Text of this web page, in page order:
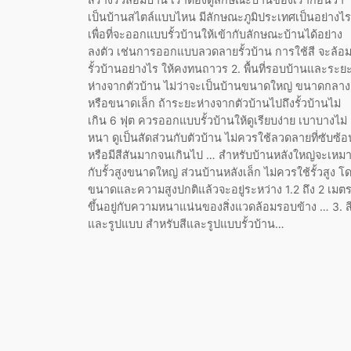
เป็นบ้านสไตล์แบบไหน มีลักษณะภูมิประเทศเป็นอย่างไร
เพื่อที่จะออกแบบรั้วบ้านให้เข้ากับลักษณะบ้านได้อย่าง
ลงตัว เช่นการออกแบบลวดลายรั้วบ้าน การใช้สี จะล้อม
รั้วบ้านอย่างไร ให้คงทนถาวร 2. พื้นที่รอบบ้านและระยะ
ห่างจากตัวบ้าน ไม่ว่าจะเป็นบ้านขนาดใหญ่ ขนาดกลาง
หรือขนาดเล็ก ถ้าระยะห่างจากตัวบ้านไปถึงรั้วบ้านไม่
เกิน 6 ฟุต ควรออกแบบรั้วบ้านให้ดูเรียบง่าย เบาบางไม่
หนา ดูเป็นสัดส่วนกับตัวบ้าน ไม่ควรใช้ลวดลายที่ซับซ้อ
หรือมีสีสันมากจนเกินไป … สำหรับบ้านหลังใหญ่จะเหม
กับรั้วสูงขนาดใหญ่ ส่วนบ้านหลังเล็ก ไม่ควรใช้รั้วสูง โ
ขนาดและความสูงปกติแล้วจะอยู่ระหว่าง 1.2 ถึง 2 เมตร
ขึ้นอยู่กับความหนาแน่นของสิ่งแวดล้อมรอบข้าง … 3.
และรูปแบบ สำหรับสีและรูปแบบรั้วบ้าน…